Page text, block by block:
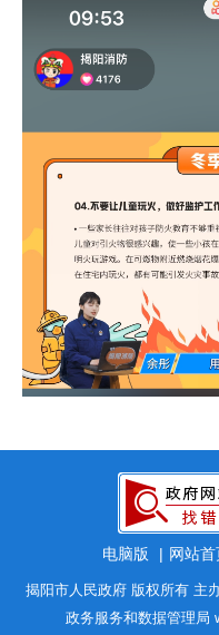
电脑版 | 网站首
揭阳市人民政府 版权所有 主
政务服务和数据管理局